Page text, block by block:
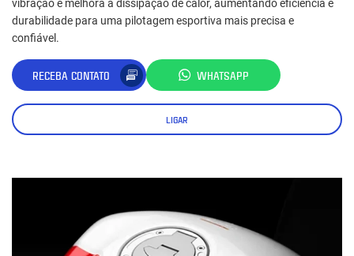
vibração e melhora a dissipação de calor, aumentando eficiência e
durabilidade para uma pilotagem esportiva mais precisa e
confiável.
RECEBA CONTATO WHATSAPP
LIGAR